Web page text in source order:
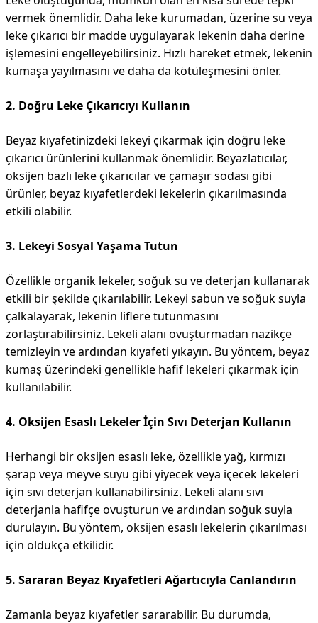
vermek önemlidir. Daha leke kurumadan, üzerine su veya
leke çıkarıcı bir madde uygulayarak lekenin daha derine
işlemesini engelleyebilirsiniz. Hızlı hareket etmek, lekenin
kumaşa yayılmasını ve daha da kötüleşmesini önler.
2. Doğru Leke Çıkarıcıyı Kullanın
Beyaz kıyafetinizdeki lekeyi çıkarmak için doğru leke
çıkarıcı ürünlerini kullanmak önemlidir. Beyazlatıcılar,
oksijen bazlı leke çıkarıcılar ve çamaşır sodası gibi
ürünler, beyaz kıyafetlerdeki lekelerin çıkarılmasında
etkili olabilir.
3. Lekeyi Sosyal Yaşama Tutun
Özellikle organik lekeler, soğuk su ve deterjan kullanarak
etkili bir şekilde çıkarılabilir. Lekeyi sabun ve soğuk suyla
çalkalayarak, lekenin liflere tutunmasını
zorlaştırabilirsiniz. Lekeli alanı ovuşturmadan nazikçe
temizleyin ve ardından kıyafeti yıkayın. Bu yöntem, beyaz
kumaş üzerindeki genellikle hafif lekeleri çıkarmak için
kullanılabilir.
4. Oksijen Esaslı Lekeler İçin Sıvı Deterjan Kullanın
Herhangi bir oksijen esaslı leke, özellikle yağ, kırmızı
şarap veya meyve suyu gibi yiyecek veya içecek lekeleri
için sıvı deterjan kullanabilirsiniz. Lekeli alanı sıvı
deterjanla hafifçe ovuşturun ve ardından soğuk suyla
durulayın. Bu yöntem, oksijen esaslı lekelerin çıkarılması
için oldukça etkilidir.
5. Sararan Beyaz Kıyafetleri Ağartıcıyla Canlandırın
Zamanla beyaz kıyafetler sararabilir. Bu durumda,